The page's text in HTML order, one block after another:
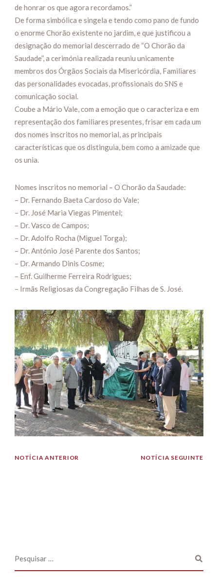
de honrar os que agora recordamos.”
De forma simbólica e singela e tendo como pano de fundo
o enorme Chorão existente no jardim, e que justificou a
designação do memorial descerrado de “O Chorão da
Saudade”, a cerimónia realizada reuniu unicamente
membros dos Órgãos Sociais da Misericórdia, Familiares
das personalidades evocadas, profissionais do SNS e
comunicação social.
Coube a Mário Vale, com a emoção que o caracteriza e em
representação dos familiares presentes, frisar em cada um
dos nomes inscritos no memorial, as principais
características que os distinguia, bem como a amizade que
os unia.
Nomes inscritos no memorial – O Chorão da Saudade:
– Dr. Fernando Baeta Cardoso do Vale;
– Dr. José Maria Viegas Pimentel;
– Dr. Vasco de Campos;
– Dr. Adolfo Rocha (Miguel Torga);
– Dr. António José Parente dos Santos;
– Dr. Armando Dinis Cosme;
– Enf. Guilherme Ferreira Rodrigues;
– Irmãs Religiosas da Congregação Filhas de S. José.
NOTÍCIA ANTERIOR NOTÍCIA SEGUINTE